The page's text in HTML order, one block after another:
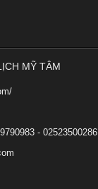
MỸ TÂM
- 02523500286